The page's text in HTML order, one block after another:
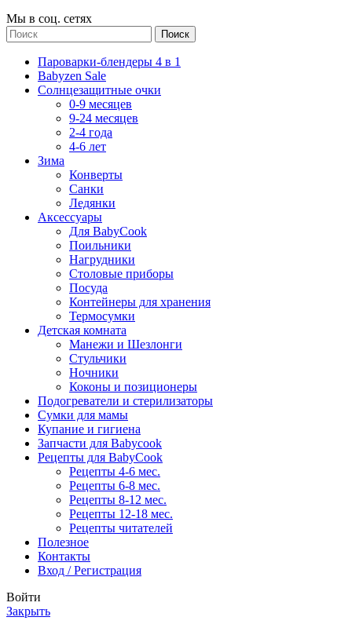
Мы в соц. сетях
Поиск
Пароварки-блендеры 4 в 1
Babyzen Sale
Солнцезащитные очки
0-9 месяцев
9-24 месяцев
2-4 года
4-6 лет
Зима
Конверты
Санки
Ледянки
Аксессуары
Для BabyCook
Поильники
Нагрудники
Столовые приборы
Посуда
Контейнеры для хранения
Термосумки
Детская комната
Манежи и Шезлонги
Стульчики
Ночники
Коконы и позиционеры
Подогреватели и стерилизаторы
Сумки для мамы
Купание и гигиена
Запчасти для Babycook
Рецепты для BabyCook
Рецепты 4-6 мес.
Рецепты 6-8 мес.
Рецепты 8-12 мес.
Рецепты 12-18 мес.
Рецепты читателей
Полезное
Контакты
Вход / Регистрация
Войти
Закрыть